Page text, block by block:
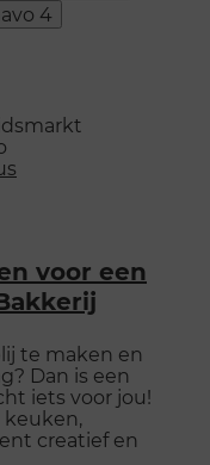
4
voor een
te maken en
Dan is een
iets voor jou!
keuken,
creatief en